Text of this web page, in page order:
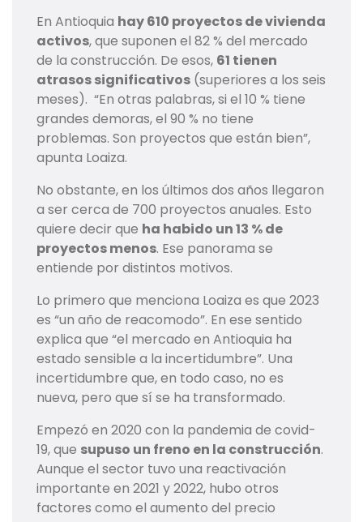
En Antioquia hay 610 proyectos de vivienda
activos, que suponen el 82 % del mercado
de la construcción. De esos, 61 tienen
atrasos significativos (superiores a los seis
meses). “En otras palabras, si el 10 % tiene
grandes demoras, el 90 % no tiene
problemas. Son proyectos que están bien”,
apunta Loaiza.
No obstante, en los últimos dos años llegaron
a ser cerca de 700 proyectos anuales. Esto
quiere decir que ha habido un 13 % de
proyectos menos. Ese panorama se
entiende por distintos motivos.
Lo primero que menciona Loaiza es que 2023
es “un año de reacomodo”. En ese sentido
explica que “el mercado en Antioquia ha
estado sensible a la incertidumbre”. Una
incertidumbre que, en todo caso, no es
nueva, pero que sí se ha transformado.
Empezó en 2020 con la pandemia de covid-
19, que supuso un freno en la construcción.
Aunque el sector tuvo una reactivación
importante en 2021 y 2022, hubo otros
factores como el aumento del precio